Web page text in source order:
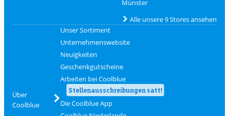
Münster
Alle unsere 9 Stores ansehen
Über
Coolblue
Unser Sortiment
Unternehmenswebsite
Neuigkeiten
Geschenkgutscheine
Arbeiten bei Coolblue
Stellenausschreibungen satt!
Die Coolblue App